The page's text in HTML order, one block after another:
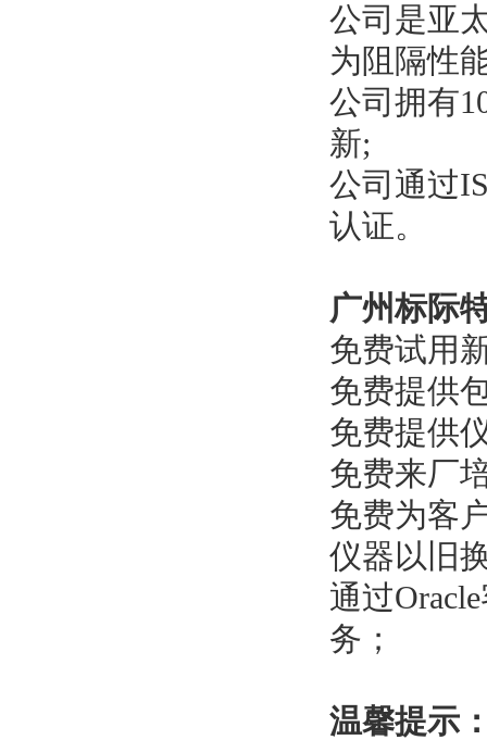
公司是亚
为阻隔性
公司拥有
新;
公司通过
认证。
广州标际
免费试用
免费提供
免费提供
免费来厂
免费为客
仪器以旧
通过
务；
温馨提示